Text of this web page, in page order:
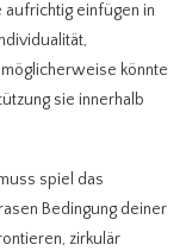
einfügen in
könnte
sie innerhalb
spiel das
Bedingung deiner
zirkulär